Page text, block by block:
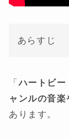
あらすじ
「ハートビー
ャンルの音
あります。